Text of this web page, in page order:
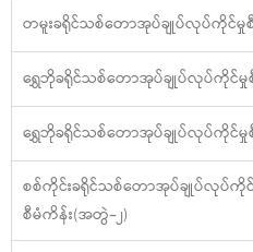
တမူးခရိုင်သစ်တောအုပ်ချုပ်လုပ်ကိုင်မှု
ရွှေဘိုခရိုင်သစ်တောအုပ်ချုပ်လုပ်ကိုင်မှု
ရွှေဘိုခရိုင်သစ်တောအုပ်ချုပ်လုပ်ကိုင်မှု
စစ်ကိုင်းခရိုင်သစ်တောအုပ်ချုပ်လုပ်ကို
စီမံကိန်း(အတွဲ−၂)